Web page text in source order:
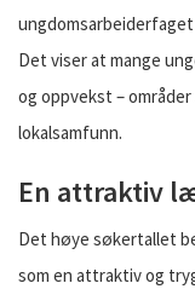
Det viser at mange
og oppvekst –
lokalsamfunn.
En attraktiv
Det høye søkertallet
som en attraktiv og